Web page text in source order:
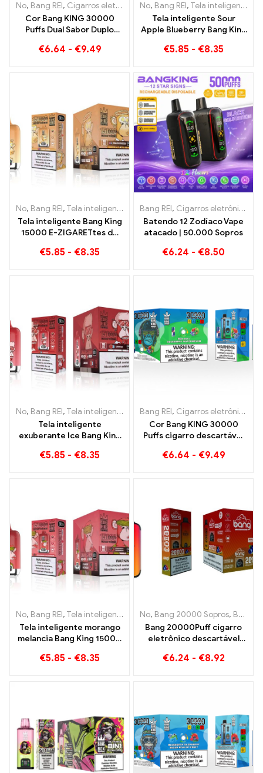
No, Bang REI, Cigarros eletrônicos descartáveis ​​Lituânia ,Cigarros
Cor Bang KING 30000
Puffs Dual Sabor Duplo
e Sour Apple Framboesa
€6.64 - €9.49
No, Bang REI, Tela inteligente Bang King 15000 Sopro
Tela inteligente Sour
Apple Blueberry Bang King
experiência vaping
sabores frescos
€5.85 - €8.35
No, Bang REI, Tela inteligente Bang King 15000 Sopro ,Cigarros
Tela inteligente Bang King
15000 E-ZIGARETtes de
congelamento de pêssego
€5.85 - €8.35
Bang REI, Cigarros eletrônicos descartáveis
Batendo 12 Zodíaco Vape
atacado | 50.000 Sopros
€6.24 - €8.50
No, Bang REI, Tela inteligente Bang King 15000 Sopro ,Cigarros
Tela inteligente
exuberante Ice Bang King
perfeitamente equilibrada
€5.85 - €8.35
Bang REI, Cigarros eletrônicos descartáveis ​​Lituânia
Cor Bang KING 30000
Puffs cigarro descartável
Energy Watermelon
€6.64 - €9.49
No, Bang REI, Tela inteligente Bang King 15000 Sopro ,Cigarros
Tela inteligente morango
melancia Bang King 15000
relaxante das frutas
€5.85 - €8.35
No, Bang 20000 Sopros, Bang REI
Bang 20000Puff cigarro
eletrônico descartável
malha dupla
€6.24 - €8.92